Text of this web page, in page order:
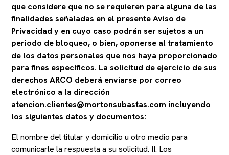
que considere que no se requieren para alguna de las
finalidades señaladas en el presente Aviso de
Privacidad y en cuyo caso podrán ser sujetos a un
periodo de bloqueo, o bien, oponerse al tratamiento
de los datos personales que nos haya proporcionado
para fines específicos. La solicitud de ejercicio de sus
derechos ARCO deberá enviarse por correo
electrónico a la dirección
atencion.clientes@mortonsubastas.com incluyendo
los siguientes datos y documentos:
El nombre del titular y domicilio u otro medio para
comunicarle la respuesta a su solicitud. II. Los